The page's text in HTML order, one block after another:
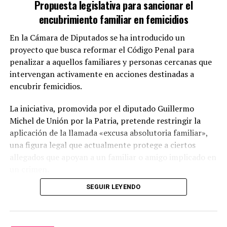
Propuesta legislativa para sancionar el
encubrimiento familiar en femicidios
En la Cámara de Diputados se ha introducido un
proyecto que busca reformar el Código Penal para
penalizar a aquellos familiares y personas cercanas que
intervengan activamente en acciones destinadas a
encubrir femicidios.
La iniciativa, promovida por el diputado Guillermo
Michel de Unión por la Patria, pretende restringir la
aplicación de la llamada «excusa absolutoria familiar»,
una figura legal que actualmente protege a ciertos
Modificaciones propuestas
El proyecto sugiere una enmienda al artículo 277, inciso
SEGUIR LEYENDO